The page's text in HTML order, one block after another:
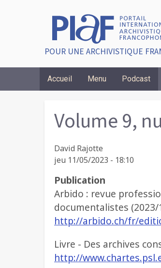
POUR UNE ARCHIVISTIQUE
Accueil Menu Podcast
Volume 9,
David Rajotte
jeu 11/05/2023 - 18:10
Publication
Arbido : revue
documentalistes (2023/
http://arbido.ch/fr/
Livre - Des archives
http://